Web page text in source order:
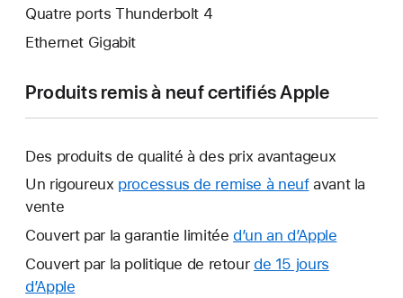
Quatre ports Thunderbolt 4
Ethernet Gigabit
Produits remis à neuf certifiés Apple
Des produits de qualité à des prix avantageux
Un rigoureux processus de remise à neufavant la
vente
Couvert par la garantie limitée d’un an d’Apple
Couvert par la politique de retour de 15 jours
d’Apple